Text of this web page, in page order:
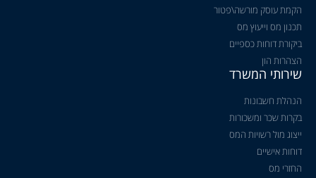
הקמת עוסק מורשה\פטור
תכנון מס וייעוץ מס
ביקורת דוחות כספיים
הצהרות הון
שירותי המשרד
הנהלת חשבונות
בקרות שכר ומשכורות
ייצוג מול רשויות המס
דוחות אישיים
החזרי מס